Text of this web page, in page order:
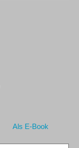
Als E-Book